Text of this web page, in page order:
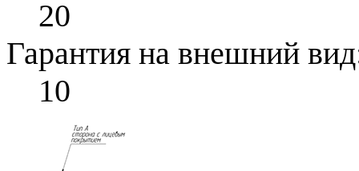
20
Гарантия на внешний
10